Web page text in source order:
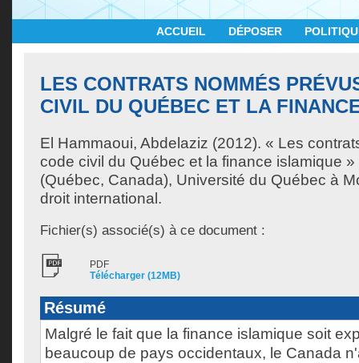
ACCUEIL DÉPOSER
LES CONTRATS NOMMÉS
CIVIL DU QUÉBEC ET LA
El Hammaoui, Abdelaziz (2012). « Les
code civil du Québec et la finance islamique
(Québec, Canada), Université du Québec à
droit international.
Fichier(s) associé(s) à ce document :
PDF
Télécharger (12MB)
Résumé
Malgré le fait que la finance islamique soit
beaucoup de pays occidentaux, le Canada